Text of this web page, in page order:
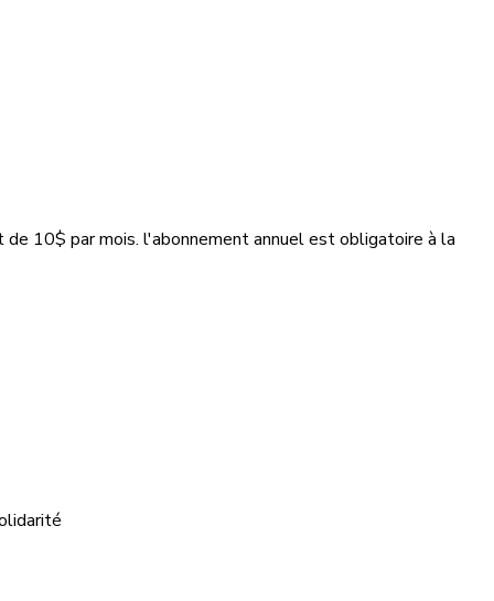
10$ par mois. l'abonnement annuel est obligatoire à la